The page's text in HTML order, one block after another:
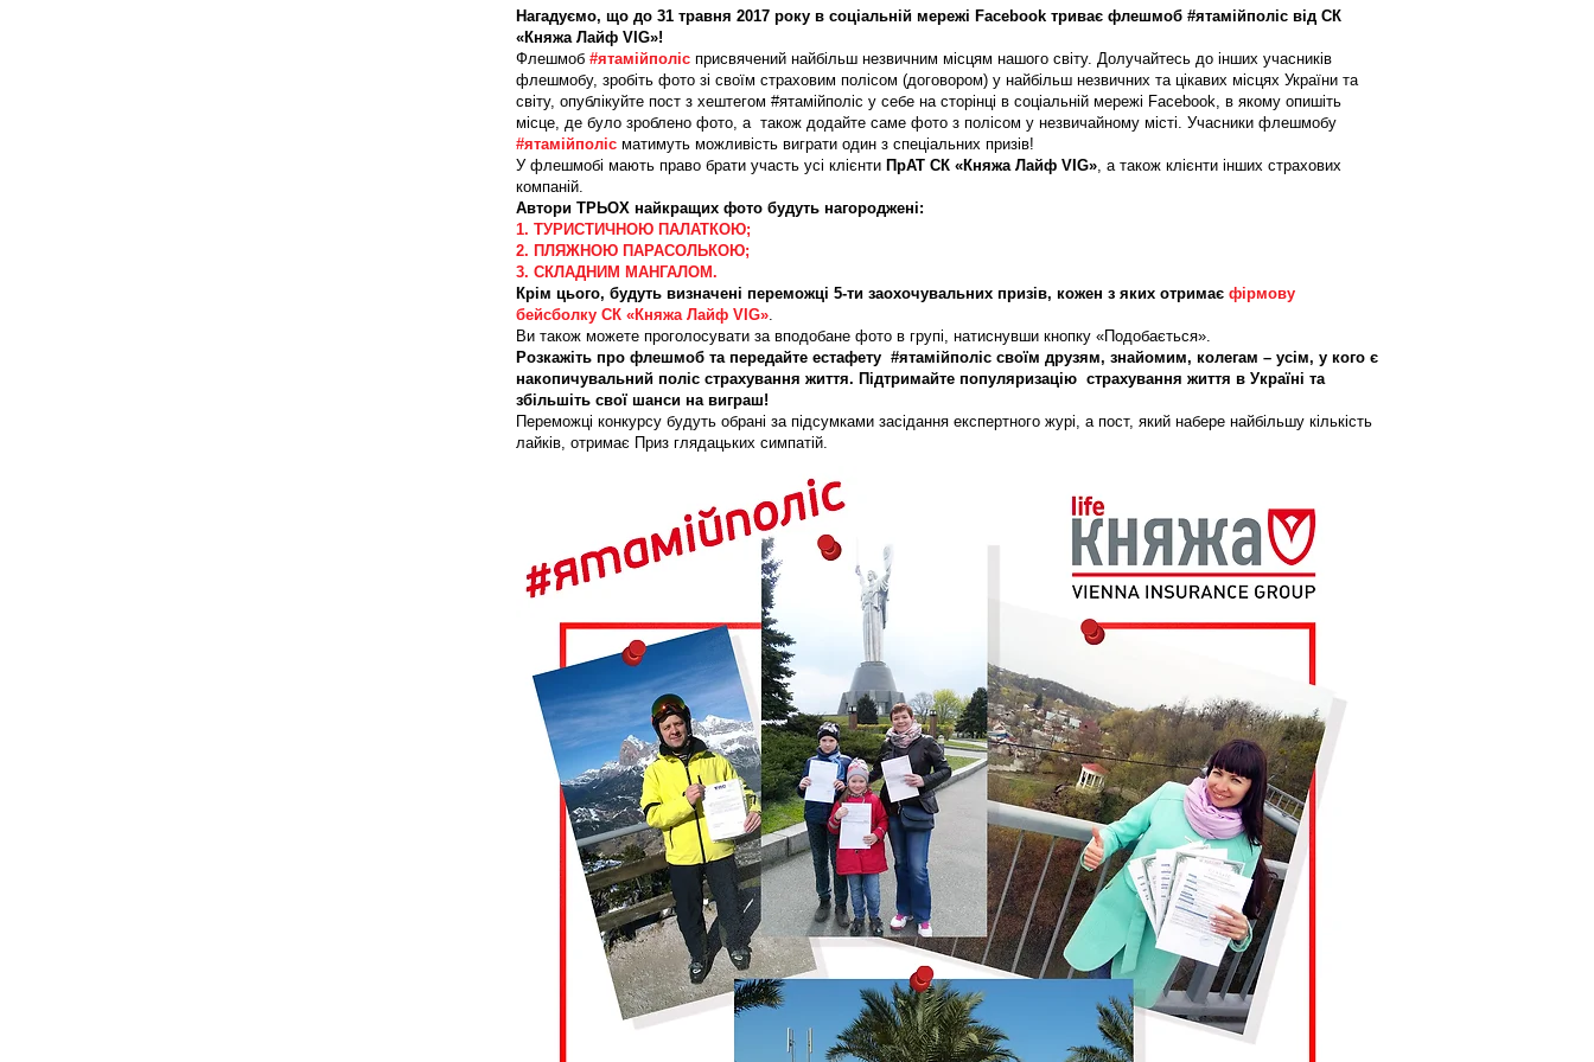
Нагадуємо, що до 31 травня 2017 року в соціальній мережі Facebook триває флешмоб #ятамійполіс від СК
«Княжа Лайф VIG»!
Флешмоб #ятамійполіс присвячений найбільш незвичним місцям нашого світу. Долучайтесь до інших учасників
флешмобу, зробіть фото зі своїм страховим полісом (договором) у найбільш незвичних та цікавих місцях України та
світу, опублікуйте пост з хештегом #ятамійполіс у себе на сторінці в соціальній мережі Facebook, в якому опишіть
місце, де було зроблено фото, а також додайте саме фото з полісом у незвичайному місті. Учасники флешмобу
#ятамійполіс матимуть можливість виграти один з спеціальних призів!
У флешмобі мають право брати участь усі клієнти ПрАТ СК «Княжа Лайф VIG», а також клієнти інших страхових
компаній.
Автори ТРЬОХ найкращих фото будуть нагороджені:
1. ТУРИСТИЧНОЮ ПАЛАТКОЮ;
2. ПЛЯЖНОЮ ПАРАСОЛЬКОЮ;
3. СКЛАДНИМ МАНГАЛОМ.
Крім цього, будуть визначені переможці 5-ти заохочувальних призів, кожен з яких отримає фірмову
бейсболку СК «Княжа Лайф VIG».
Ви також можете проголосувати за вподобане фото в групі, натиснувши кнопку «Подобається».
Розкажіть про флешмоб та передайте естафету #ятамійполіс своїм друзям, знайомим, колегам – усім, у кого є
накопичувальний поліс страхування життя. Підтримайте популяризацію страхування життя в Україні та
збільшіть свої шанси на виграш!
Переможці конкурсу будуть обрані за підсумками засідання експертного журі, а пост, який набере найбільшу кількість
лайків, отримає Приз глядацьких симпатій.